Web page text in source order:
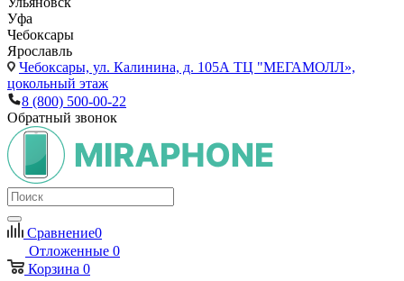
Уфа
Чебоксары
Ярославль
Чебоксары, ул. Калинина, д. 105А ТЦ "МЕГАМОЛЛ»,
цокольный этаж
8 (800) 500-00-22
Обратный звонок
Сравнение0
Отложенные 0
Корзина 0